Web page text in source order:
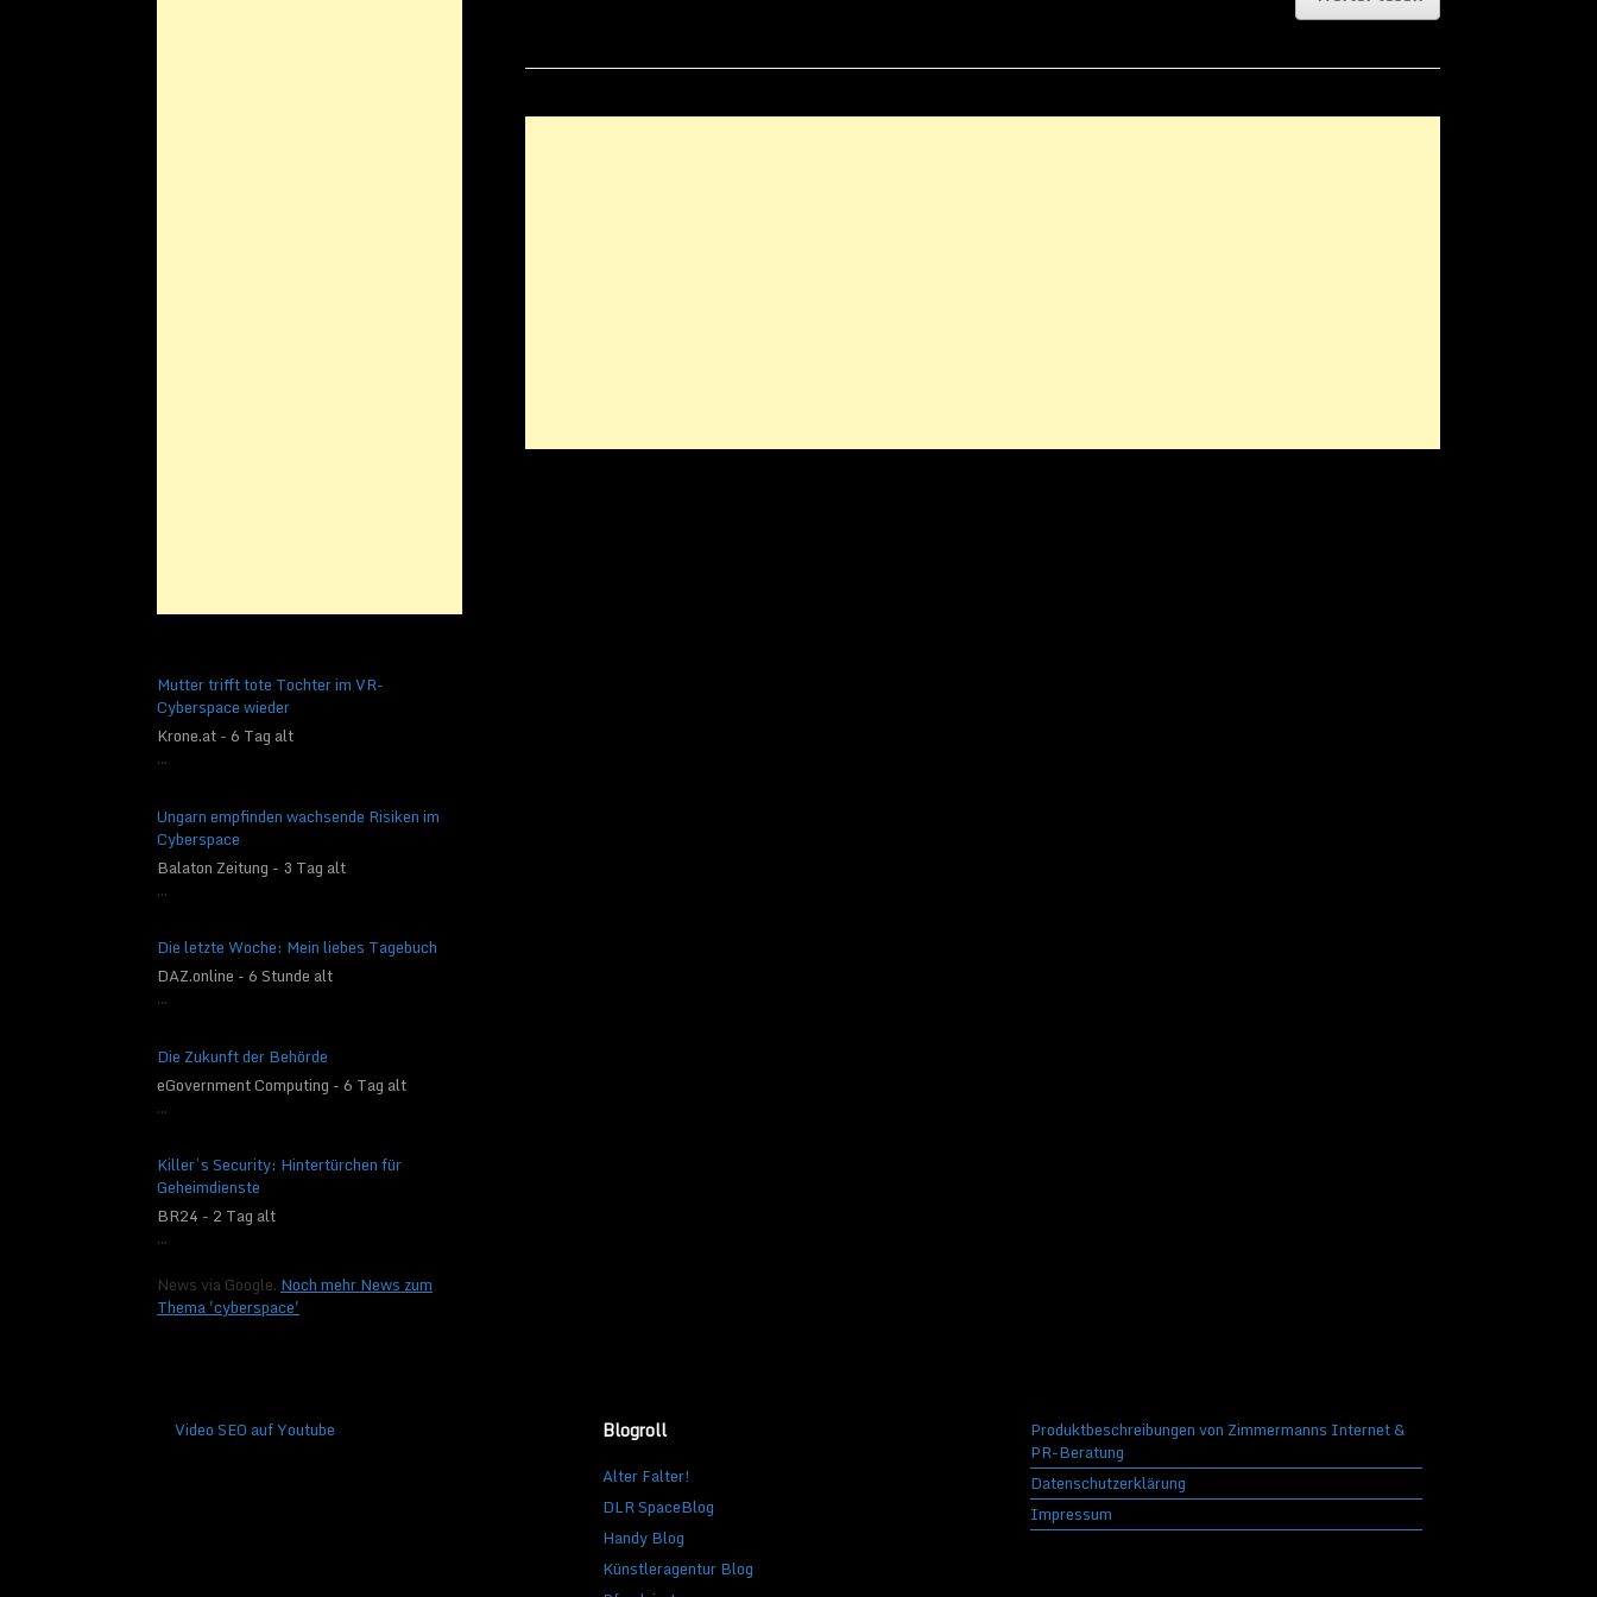
Mutter trifft tote Tochter im VR-
Cyberspace wieder
Krone.at - 6 Tag alt
...
Ungarn empfinden wachsende Risiken im
Cyberspace
Balaton Zeitung - 3 Tag alt
...
Die letzte Woche: Mein liebes Tagebuch
DAZ.online - 6 Stunde alt
...
Die Zukunft der Behörde
eGovernment Computing - 6 Tag alt
...
Killer’s Security: Hintertürchen für
Geheimdienste
BR24 - 2 Tag alt
...
News via Google. Noch mehr News zum
Thema 'cyberspace'
Video SEO auf Youtube Blogroll
Alter Falter!
DLR SpaceBlog
Handy Blog
Künstleragentur Blog
Produktbeschreibungen von Zimmermanns Internet &
PR-Beratung
Datenschutzerklärung
Impressum